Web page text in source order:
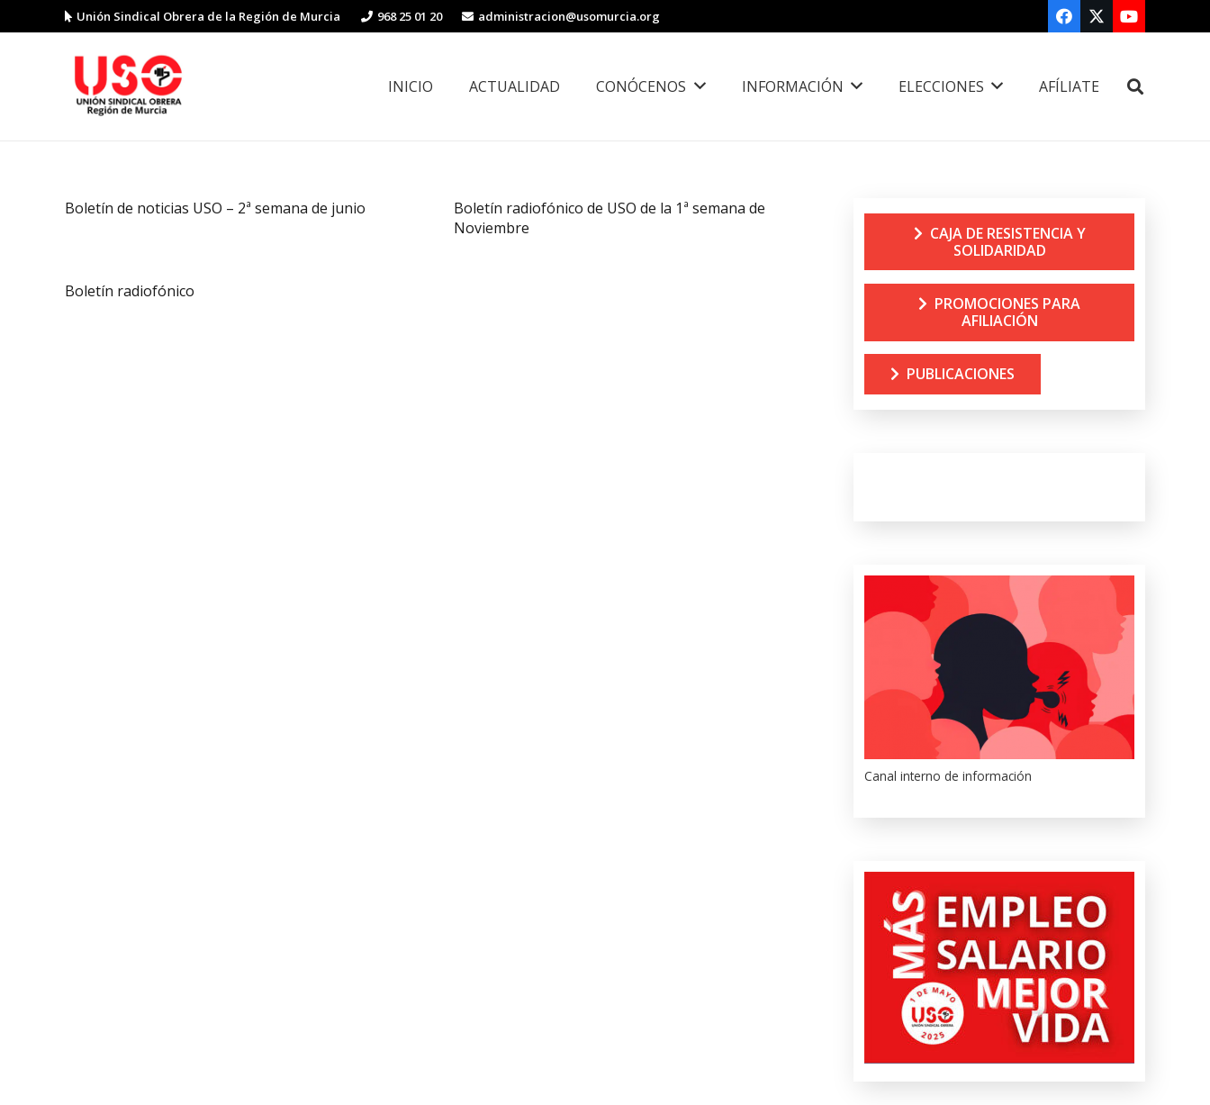
Unión Sindical Obrera de la Región de Murcia 968 25 01 20 administracion@usomurcia.org
INICIO ACTUALIDAD CONÓCENOS INFORMACIÓN ELECCIONES AFÍLIATE
Boletín de noticias USO – 2ª semana de junio
Boletín radiofónico de USO de la 1ª semana de
Noviembre
Boletín radiofónico
CAJA DE RESISTENCIA Y
SOLIDARIDAD
PROMOCIONES PARA
AFILIACIÓN
PUBLICACIONES
Canal interno de información